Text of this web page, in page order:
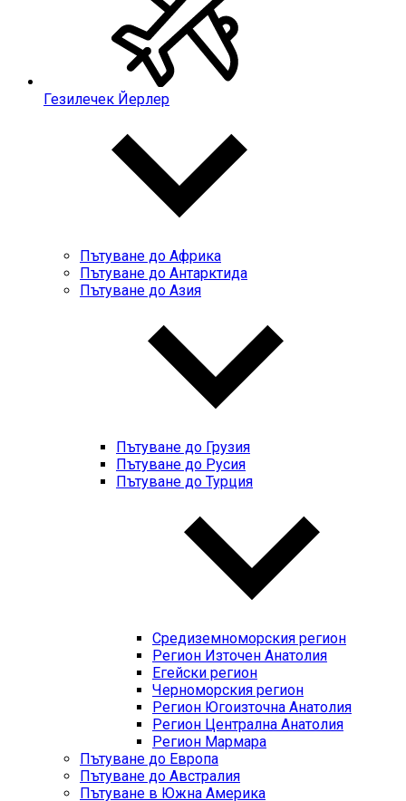
Гезилечек Йерлер
Пътуване до Африка
Пътуване до Антарктида
Пътуване до Азия
Пътуване до Грузия
Пътуване до Русия
Пътуване до Турция
Средиземноморския регион
Регион Източен Анатолия
Егейски регион
Черноморския регион
Регион Югоизточна Анатолия
Регион Централна Анатолия
Регион Мармара
Пътуване до Европа
Пътуване до Австралия
Пътуване в Южна Америка